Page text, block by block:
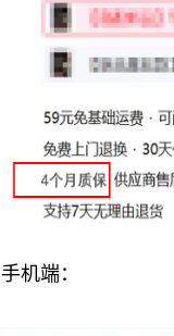
手机端：